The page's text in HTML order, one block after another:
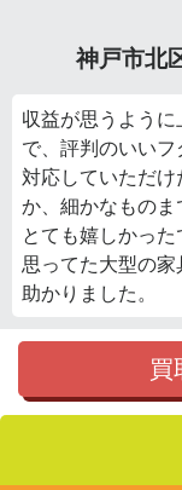
神戸市北
収益が思うよう
で、評判のいい
対応していただ
か、細かなもの
とても嬉しかっ
思ってた大型の
助かりました。
買